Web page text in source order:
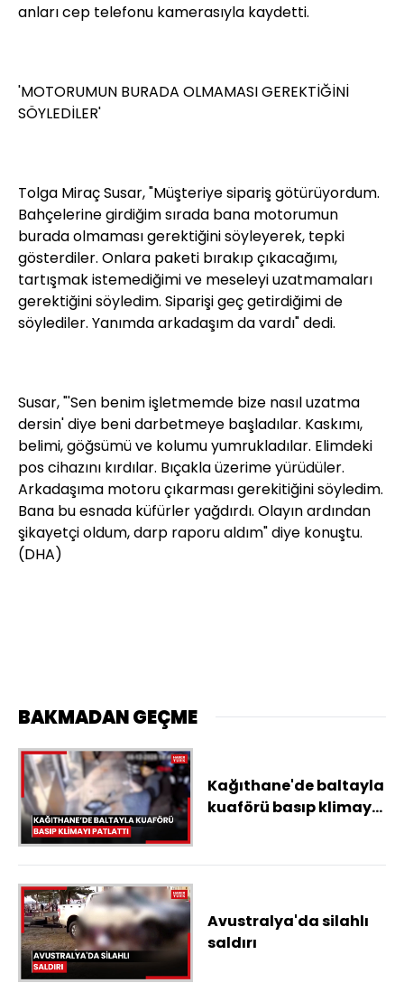
anları cep telefonu kamerasıyla kaydetti.
'MOTORUMUN BURADA OLMAMASI GEREKTİĞİNİ
SÖYLEDİLER'
Tolga Miraç Susar, "Müşteriye sipariş götürüyordum.
Bahçelerine girdiğim sırada bana motorumun
burada olmaması gerektiğini söyleyerek, tepki
gösterdiler. Onlara paketi bırakıp çıkacağımı,
tartışmak istemediğimi ve meseleyi uzatmamaları
gerektiğini söyledim. Siparişi geç getirdiğimi de
söylediler. Yanımda arkadaşım da vardı" dedi.
Susar, "'Sen benim işletmemde bize nasıl uzatma
dersin' diye beni darbetmeye başladılar. Kaskımı,
belimi, göğsümü ve kolumu yumrukladılar. Elimdeki
pos cihazını kırdılar. Bıçakla üzerime yürüdüler.
Arkadaşıma motoru çıkarması gerekitiğini söyledim.
Bana bu esnada küfürler yağdırdı. Olayın ardından
şikayetçi oldum, darp raporu aldım" diye konuştu.
(DHA)
BAKMADAN GEÇME
Kağıthane'de baltayla
kuaförü basıp klimayı
Avustralya'da silahlı
saldırı